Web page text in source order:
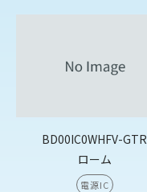
BD00IC0WHFV-GTR
ローム
電源IC